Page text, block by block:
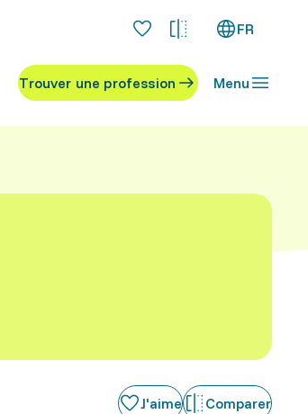
FR
Trouver une profession Menu
J'aime Comparer